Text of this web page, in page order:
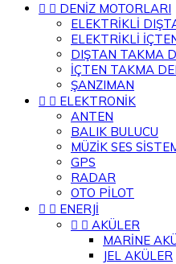
  DENİZ MOTORLARI
ELEKTRİKLİ
ELEKTRİKLİ
DIŞTAN TAKMA
İÇTEN TAKMA
ŞANZIMAN
  ELEKTRONİK
ANTEN
BALIK BULUCU
MÜZİK SES
GPS
RADAR
OTO PİLOT
  ENERJİ
  AKÜLER
MARİNE
JEL AKÜLER